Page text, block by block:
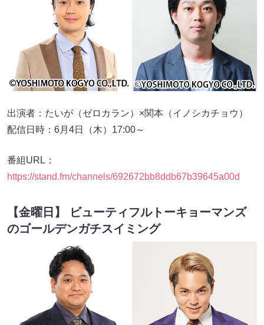
出演者：たいが（ゼロカラン）×関本（イノシカチョウ）
配信日時：6月4日（木）17:00～
番組URL：
https://stand.fm/channels/692672bb8ddb67b39645a00d
【金曜日】 ビューティフルトーキョーマンズ
のゴールデンガチスイミング